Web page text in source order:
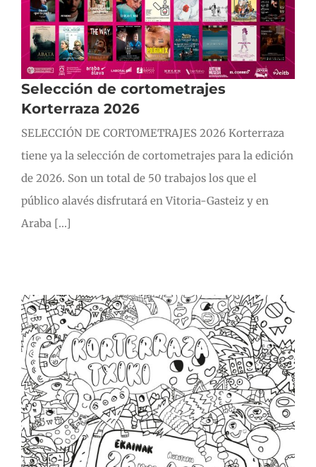
Selección de cortometrajes
Korterraza 2026
SELECCIÓN DE CORTOMETRAJES 2026 Korterraza
tiene ya la selección de cortometrajes para la edición
de 2026. Son un total de 50 trabajos los que el
público alavés disfrutará en Vitoria-Gasteiz y en
Araba [...]